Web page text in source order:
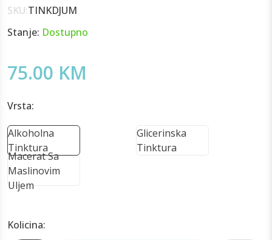
SKU:TINKDJUM
Stanje: Dostupno
75.00 KM
Vrsta:
Alkoholna
Tinktura
Glicerinska
Tinktura
Macerat Sa
Maslinovim
Uljem
Kolicina: